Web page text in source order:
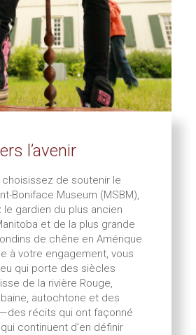
l’avenir
de soutenir le
Boniface Museum (MSBM),
gardien du plus ancien
et de la plus grande
de chêne en Amérique
à votre engagement, vous
qui porte des siècles
de la rivière Rouge,
autochtone et des
récits qui ont façonné
continuent d’en définir